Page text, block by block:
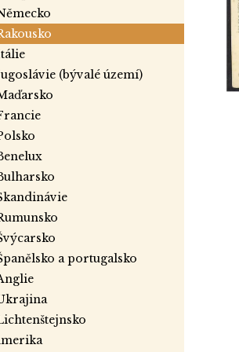
německo
rakousko
itálie
jugoslávie (bývalé území)
maďarsko
francie
polsko
benelux
bulharsko
skandinávie
rumunsko
švýcarsko
španělsko a portugalsko
anglie
ukrajina
lichtenštejnsko
amerika